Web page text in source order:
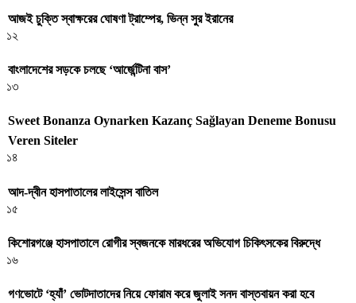
আজই চুক্তি স্বাক্ষরের ঘোষণা ট্রাম্পের, ভিন্ন সুর ইরানের
১২
বাংলাদেশের সড়কে চলছে ‘আর্জেন্টিনা বাস’
১৩
Sweet Bonanza Oynarken Kazanç Sağlayan Deneme Bonusu
Veren Siteler
১৪
আদ-দ্বীন হাসপাতালের লাইসেন্স বাতিল
১৫
কিশোরগঞ্জে হাসপাতালে রোগীর স্বজনকে মারধরের অভিযোগ চিকিৎসকের বিরুদ্ধে
১৬
গণভোটে ‘হ্যাঁ’ ভোটদাতাদের নিয়ে ফোরাম করে জুলাই সনদ বাস্তবায়ন করা হবে